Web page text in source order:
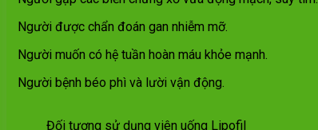
Người được chẩn đoán gan nhiễm mỡ.
Người muốn có hệ tuần hoàn máu khỏe mạnh.
Người bệnh béo phì và lười vận động.
Đối tượng sử dụng viên uống Lipofil